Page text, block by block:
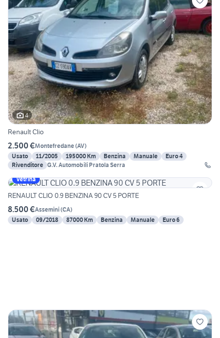
4
Renault Clio
2.500 €Montefredane(AV)
Usato
11/2005 195000 Km Benzina Manuale
Euro 4
Rivenditore G.V. Automobili Pratola Serra
Vetrina
RENAULT CLIO 0.9 BENZINA 90 CV 5 PORTE
8.500 €Assemini(CA)
Usato
09/2018 87000 Km Benzina Manuale Euro 6